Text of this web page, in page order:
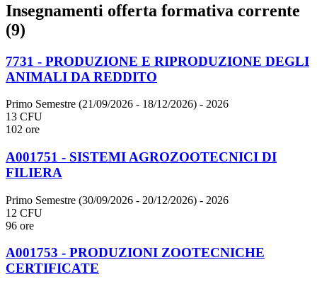
Insegnamenti offerta formativa corrente
(9)
7731 - PRODUZIONE E RIPRODUZIONE DEGLI
ANIMALI DA REDDITO
Primo Semestre (21/09/2026 - 18/12/2026) - 2026
13 CFU
102 ore
A001751 - SISTEMI AGROZOOTECNICI DI
FILIERA
Primo Semestre (30/09/2026 - 20/12/2026) - 2026
12 CFU
96 ore
A001753 - PRODUZIONI ZOOTECNICHE
CERTIFICATE